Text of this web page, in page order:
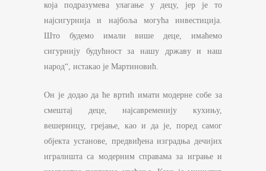
која подразумева улагање у децу, јер је то
најсигурнија и најбоља могућа инвестиција.
Што будемо имали више деце, имаћемо
сигурнију будућност за нашу државу и наш
народ“, истакао је Мартиновић.
Он је додао да ће вртић имати модерне собе за
смештај деце, најсавременију кухињу,
вешерницу, грејање, као и да је, поред самог
објекта установе, предвиђена изградња дечијих
игралишта са модерним справама за играње и